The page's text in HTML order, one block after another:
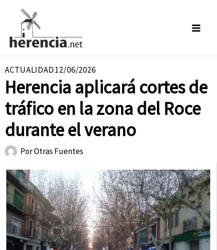
contenido
ACTUALIDAD12/06/2026
Herencia aplicará cortes de
tráfico en la zona del Roce
durante el verano
PorOtras Fuentes